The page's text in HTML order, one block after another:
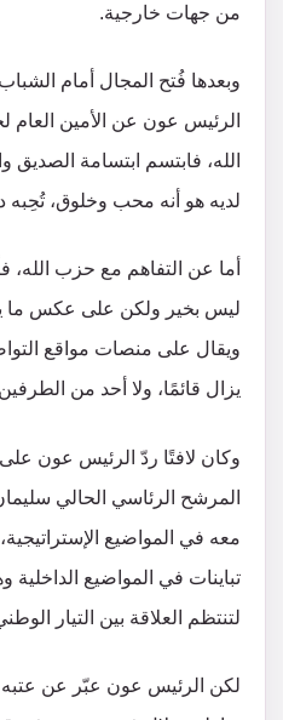
من جهات خارجية.
وبعدها فُتح المجال أمام
الرئيس عون عن الأمين
الله، فابتسم ابتسامة
لديه هو أنه محب وخلوق، تُحِبه
أما عن التفاهم مع حزب الله،
ليس بخير ولكن على عكس ما
ويقال على منصات مواقع
يزال قائمًا، ولا أحد من
وكان لافتًا ردّ الرئيس عون
المرشح الرئاسي الحالي
معه في المواضيع
تباينات في المواضيع
لتنتظم العلاقة بين التيار
لكن الرئيس عون عبّر عن عتبه